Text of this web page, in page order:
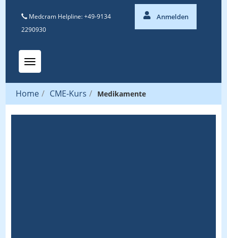
Medcram Helpline: +49-9134
2290930
Anmelden
Toggle navigation
Home / CME-Kurs / Medikamente